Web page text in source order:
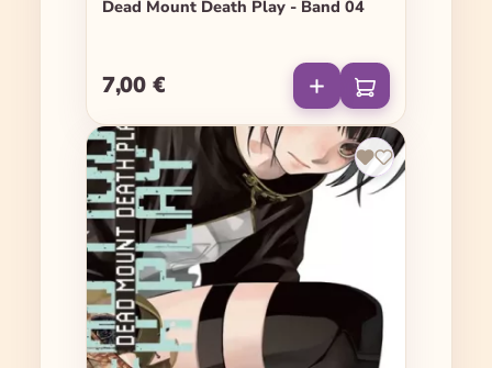
Dead Mount Death Play - Band 04
Regulärer Preis:
7,00 €